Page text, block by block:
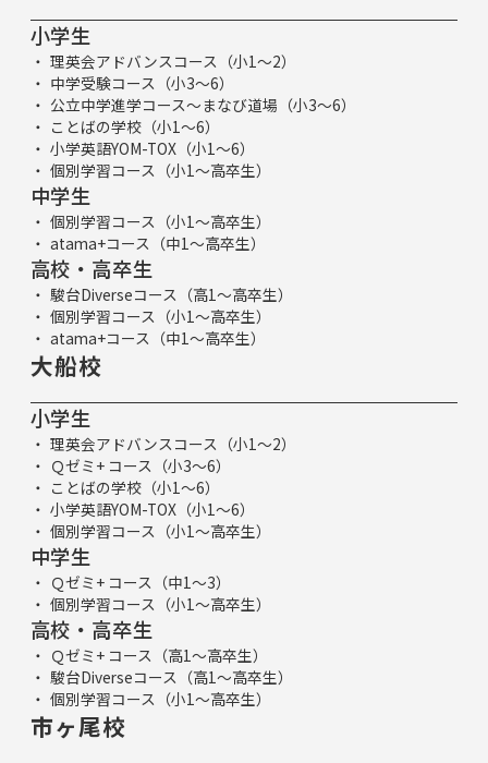
小学生
理英会アドバンスコース（小1～2）
中学受験コース（小3～6）
公立中学進学コース～まなび道場（小3～6）
ことばの学校（小1～6）
小学英語YOM-TOX（小1～6）
個別学習コース（小1～高卒生）
中学生
個別学習コース（小1～高卒生）
atama+コース（中1～高卒生）
高校・高卒生
駿台Diverseコース（高1～高卒生）
個別学習コース（小1～高卒生）
atama+コース（中1～高卒生）
大船校
小学生
理英会アドバンスコース（小1～2）
Ｑゼミ+ コース（小3～6）
ことばの学校（小1～6）
小学英語YOM-TOX（小1～6）
個別学習コース（小1～高卒生）
中学生
Ｑゼミ+ コース（中1～3）
個別学習コース（小1～高卒生）
高校・高卒生
Ｑゼミ+ コース（高1～高卒生）
駿台Diverseコース（高1～高卒生）
個別学習コース（小1～高卒生）
市ヶ尾校